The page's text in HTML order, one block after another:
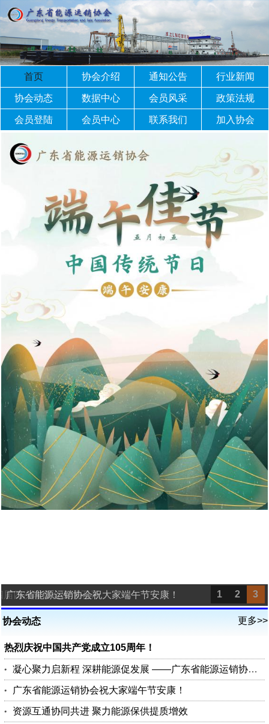
首页 协会介绍 通知公告 行业新闻
协会动态 数据中心 会员风采 政策法规
会员登陆 会员中心 联系我们 加入协会
1 2 3
四次理事会圆满召开
广东省能源运销协会祝大家端午节安康！
更多>>
协会动态
热烈庆祝中国共产党成立105周年！
凝心聚力启新程 深耕能源促发展 ——广东省能源运销协会第四届四次理事会圆满召开
广东省能源运销协会祝大家端午节安康！
资源互通协同共进 聚力能源保供提质增效